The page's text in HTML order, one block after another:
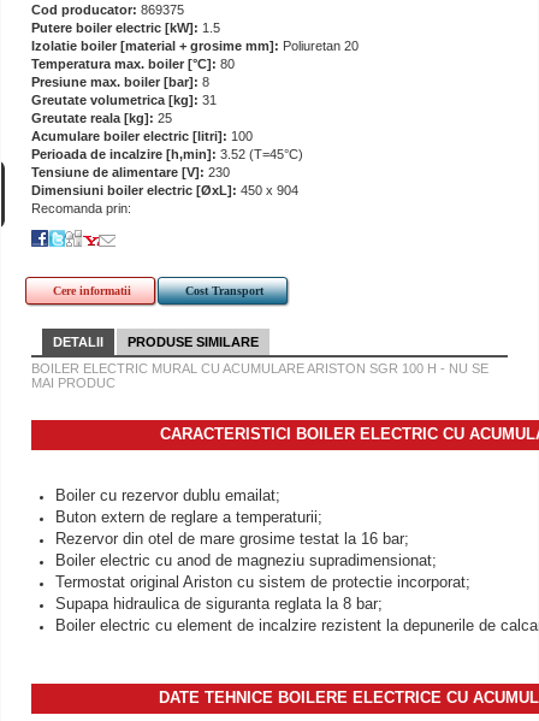
Cod producator: 869375
Putere boiler electric [kW]: 1.5
Izolatie boiler [material + grosime mm]: Poliuretan 20
Temperatura max. boiler [°C]: 80
Presiune max. boiler [bar]: 8
Greutate volumetrica [kg]: 31
Greutate reala [kg]: 25
Acumulare boiler electric [litri]: 100
Perioada de incalzire [h,min]: 3.52 (T=45°C)
Tensiune de alimentare [V]: 230
Dimensiuni boiler electric [ØxL]: 450 x 904
Recomanda prin:
Cere informatii Cost Transport
DETALII
PRODUSE SIMILARE
BOILER ELECTRIC MURAL CU ACUMULARE ARISTON SGR 100 H - NU SE
MAI PRODUC
CARACTERISTICI BOILER ELECTRIC CU
Boiler cu rezervor dublu emailat;
Buton extern de reglare a temperaturii;
Rezervor din otel de mare grosime testat la 16 bar;
Boiler electric cu anod de magneziu supradimensionat;
Termostat original Ariston cu sistem de protectie incorporat;
Supapa hidraulica de siguranta reglata la 8 bar;
Boiler electric cu element de incalzire rezistent la depunerile de
DATE TEHNICE BOILERE ELECTRICE CU